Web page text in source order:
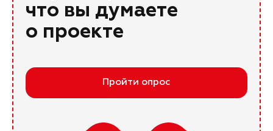
что вы думаете
о проекте
Пройти опрос